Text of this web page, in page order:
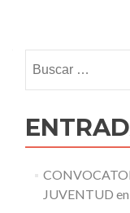
navigation
JUVENTUD